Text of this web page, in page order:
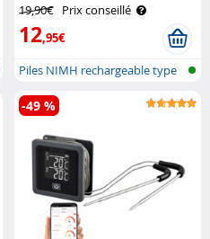
19,90€ Prix conseillé
12,95€
Piles NIMH rechargeable type
D
-49 %